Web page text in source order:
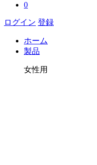
0
ログイン 登録
ホーム
製品
女性用